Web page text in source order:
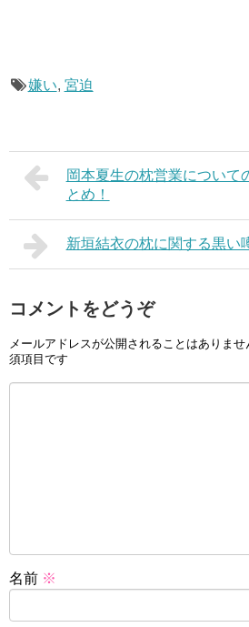
嫌い, 宮迫
岡本夏生の枕営業について
とめ！
新垣結衣の枕に関する黒い
コメントをどうぞ
メールアドレスが公開されることはありませ
須項目です
名前 ※